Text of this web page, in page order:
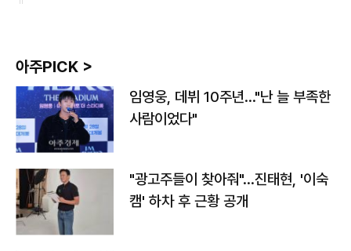
아주PICK >
임영웅, 데뷔 10주년…"난 늘 부족한
사람이었다"
"광고주들이 찾아줘"…진태현, '이숙
캠' 하차 후 근황 공개